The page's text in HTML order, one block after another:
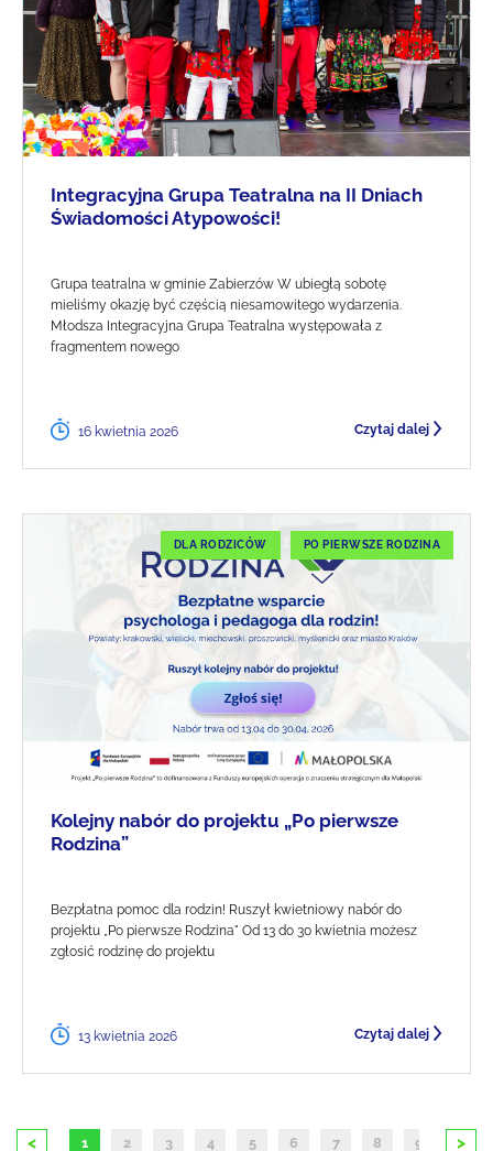
Integracyjna Grupa Teatralna na II Dniach
Świadomości Atypowości!
Grupa teatralna w gminie Zabierzów W ubiegłą sobotę
mieliśmy okazję być częścią niesamowitego wydarzenia.
Młodsza Integracyjna Grupa Teatralna występowała z
fragmentem nowego
16 kwietnia 2026 Czytaj dalej
DLA RODZICÓW PO PIERWSZE RODZINA
Kolejny nabór do projektu „Po pierwsze
Rodzina”
Bezpłatna pomoc dla rodzin! Ruszył kwietniowy nabór do
projektu „Po pierwsze Rodzina" Od 13 do 30 kwietnia możesz
zgłosić rodzinę do projektu
13 kwietnia 2026 Czytaj dalej
< 1 2 3 4 5 6 7 8 9 10
>